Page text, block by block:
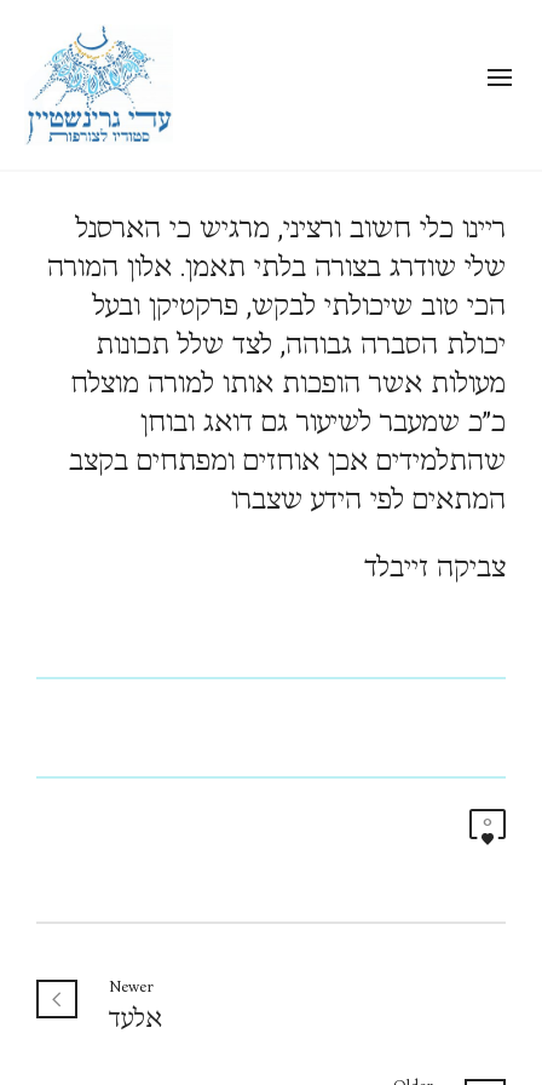
ריינו כלי חשוב ורציני, מרגיש כי הארסנל
שלי שודרג בצורה בלתי תאמן. אלון המורה
הכי טוב שיכולתי לבקש, פרקטיקן ובעל
יכולת הסברה גבוהה, לצד שלל תכונות
מעולות אשר הופכות אותו למורה מוצלח
כ”כ שמעבר לשיעור גם דואג ובוחן
שהתלמידים אכן אוחזים ומפתחים בקצב
המתאים לפי הידע שצברו
צביקה זייבלד
0
Newer
אלעד